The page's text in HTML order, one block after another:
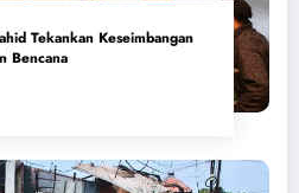
Tekankan Keseimbangan
Bencana